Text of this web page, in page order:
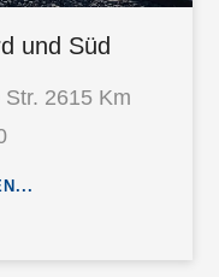
und Süd
2615 Km